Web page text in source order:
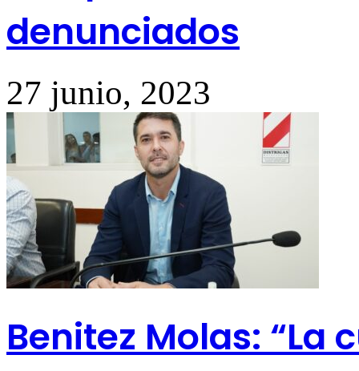
denunciados
27 junio, 2023
Benitez Molas: